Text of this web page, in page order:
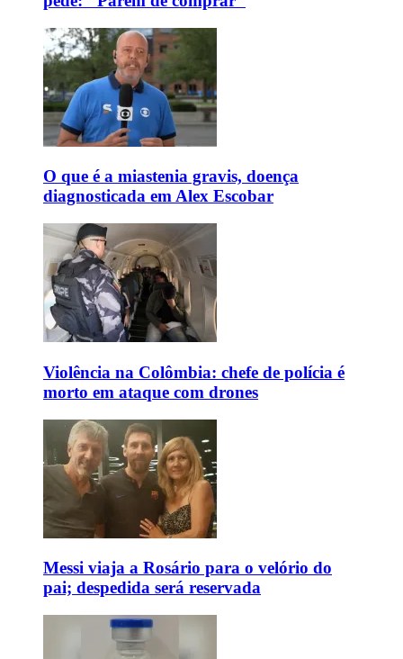
O que é a miastenia gravis, doença
diagnosticada em Alex Escobar
Violência na Colômbia: chefe de polícia é
morto em ataque com drones
Messi viaja a Rosário para o velório do
pai; despedida será reservada